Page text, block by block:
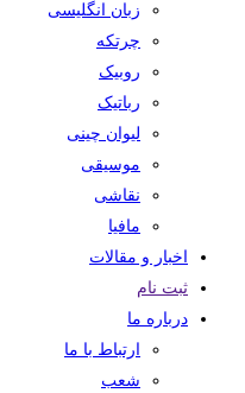
زبان انگلیسی
چرتکه
روبیک
رباتیک
لیوان چینی
موسیقی
نقاشی
مافیا
اخبار و مقالات
ثبت نام
درباره ما
ارتباط با ما
شعب